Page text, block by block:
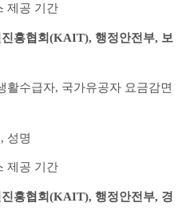
제공 기간
흥협회(KAIT), 행정안전부, 보
수급자, 국가유공자 요금감면
성명
제공 기간
흥협회(KAIT), 행정안전부, 경